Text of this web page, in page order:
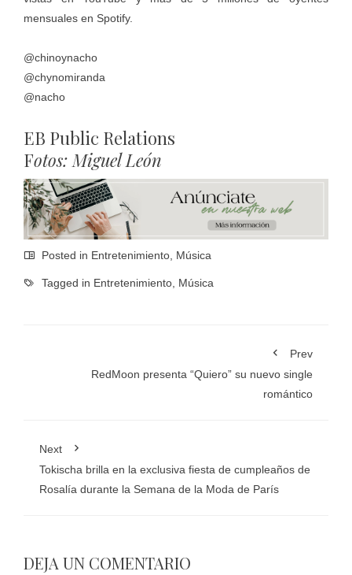
mensuales en Spotify.
@chinoynacho
@chynomiranda
@nacho
EB Public Relations
Fotos: Miguel León
Posted in Entretenimiento, Música
Tagged in Entretenimiento, Música
Prev
RedMoon presenta “Quiero” su nuevo single
romántico
Next
Tokischa brilla en la exclusiva fiesta de cumpleaños de
Rosalía durante la Semana de la Moda de París
DEJA UN COMENTARIO